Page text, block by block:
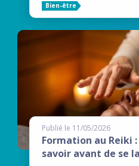
Bien-être
Publié le 11/05/2026
Formation au Reiki
savoir avant de se